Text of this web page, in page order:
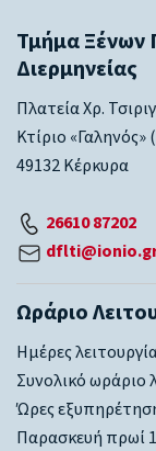
Τμήμα Ξένων
Διερμηνείας
Πλατεία Χρ.
Κτίριο
49132 Κέρκυρα
26610 87202
Ωράριο
Ημέρες
Συνολικό ωράριο
Ώρες
Παρασκευή πρωί